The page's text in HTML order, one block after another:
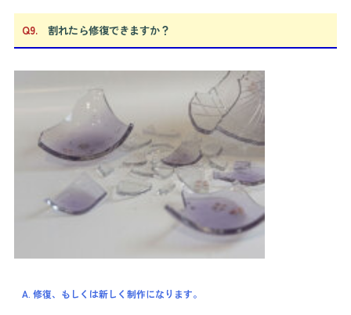
Q9.割れたら修復できますか？
A. 修復、もしくは新しく制作になります。